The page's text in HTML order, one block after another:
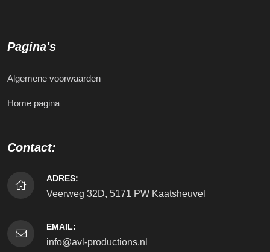
Pagina's
Algemene voorwaarden
Home pagina
Contact:
ADRES:
Veerweg 32D, 5171 PW Kaatsheuvel
EMAIL:
info@avl-productions.nl